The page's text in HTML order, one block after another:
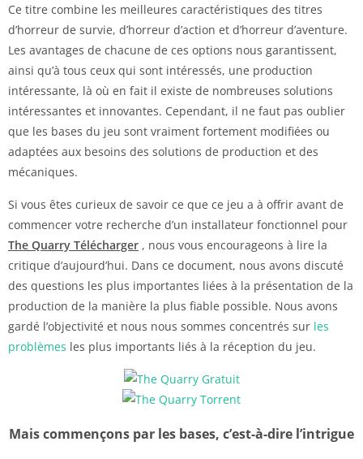
Ce titre combine les meilleures caractéristiques des titres
d’horreur de survie, d’horreur d’action et d’horreur d’aventure.
Les avantages de chacune de ces options nous garantissent,
ainsi qu’à tous ceux qui sont intéressés, une production
intéressante, là où en fait il existe de nombreuses solutions
intéressantes et innovantes. Cependant, il ne faut pas oublier
que les bases du jeu sont vraiment fortement modifiées ou
adaptées aux besoins des solutions de production et des
mécaniques.
Si vous êtes curieux de savoir ce que ce jeu a à offrir avant de
commencer votre recherche d’un installateur fonctionnel pour
The Quarry Télécharger , nous vous encourageons à lire la
critique d’aujourd’hui. Dans ce document, nous avons discuté
des questions les plus importantes liées à la présentation de la
production de la manière la plus fiable possible. Nous avons
gardé l’objectivité et nous nous sommes concentrés sur les
problèmes les plus importants liés à la réception du jeu.
Mais commençons par les bases, c’est-à-dire l’intrigue